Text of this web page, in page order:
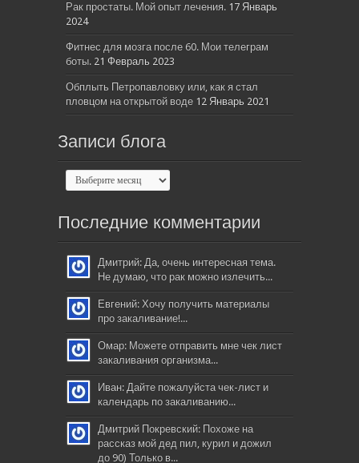
Рак простаты. Мой опыт лечения. 17 Январь
2024
Фитнес для мозга после 60. Мои телеграм
боты. 21 Февраль 2023
Обплыть Петропавловку или, как я стал
пловцом на открытой воде 12 Январь 2021
Записи блога
Последние комментарии
Дмитрий: Да, очень интересная тема.
Не думаю, что рак можно излечить...
Евгений: Хочу получить материалы
про закаливание!...
Омар: Можете отправить мне чек лист
закаливания организма...
Иван: Дайте пожалуйста чек-лист и
календарь по закаливанию...
Дмитрий Покревский: Похоже на
рассказ мой дед пил, курил и дожил
до 90) Только в...